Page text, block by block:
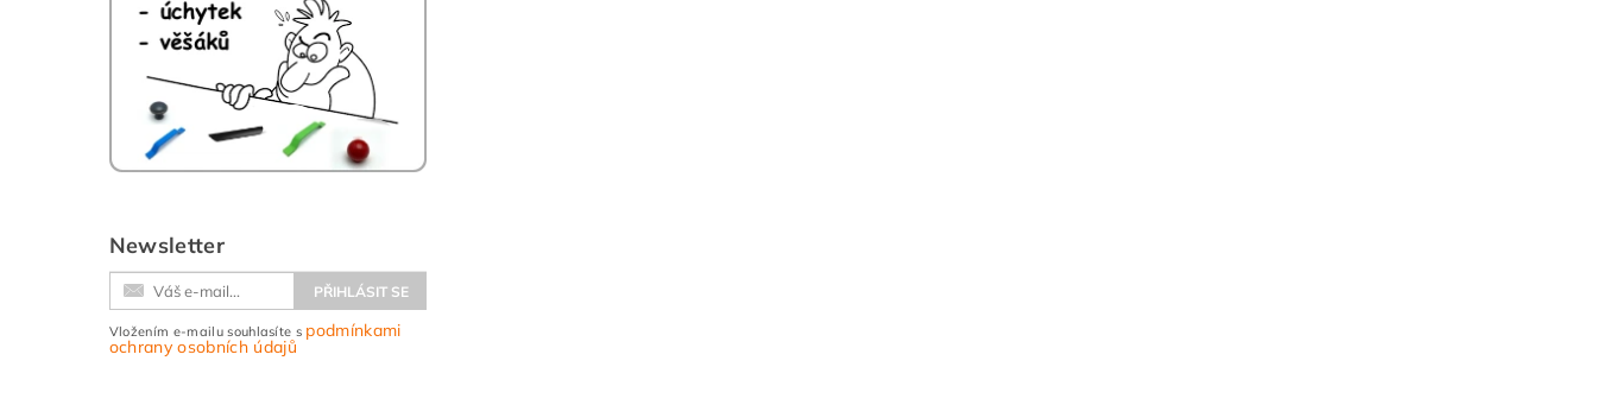
Newsletter
Vložením e-mailu souhlasíte s podmínkami
ochrany osobních údajů